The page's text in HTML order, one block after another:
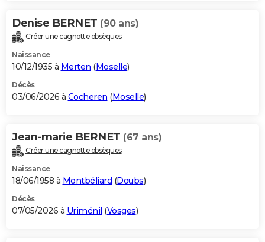
Bricolage
Lifestyle
Culture
Sport
Auto
Television
Voyage
Cinema
Denise BERNET (90 ans)
Créer une cagnotte obsèques
Naissance
10/12/1935 à Merten (Moselle)
Décès
03/06/2026 à Cocheren (Moselle)
Jean-marie BERNET (67 ans)
Créer une cagnotte obsèques
Naissance
18/06/1958 à Montbéliard (Doubs)
Décès
07/05/2026 à Uriménil (Vosges)